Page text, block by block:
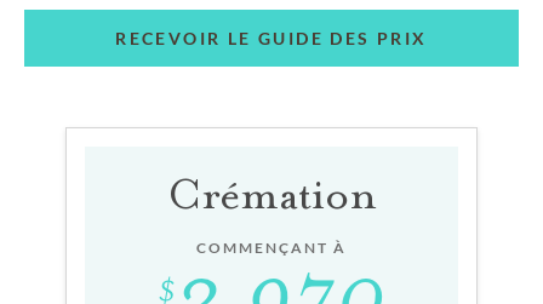
RECEVOIR LE GUIDE DES PRIX
Crémation
COMMENÇANT À